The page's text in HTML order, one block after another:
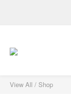
View All / Shop